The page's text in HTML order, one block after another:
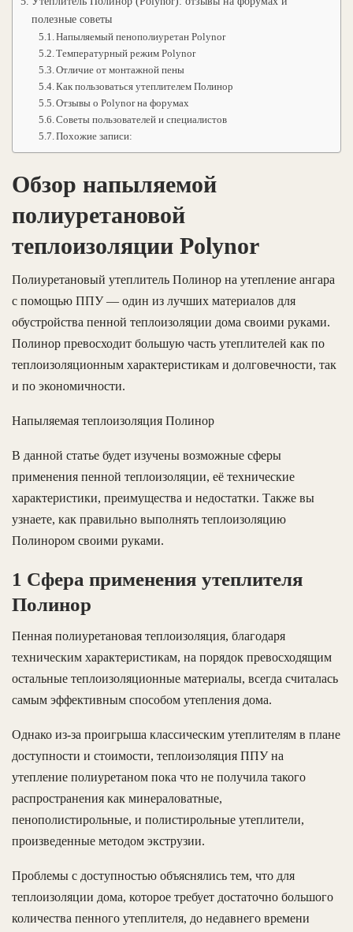
полезные советы
Напыляемый пенополиуретан Polynor
Температурный режим Polynor
Отличие от монтажной пены
Как пользоваться утеплителем Полинор
Отзывы о Polynor на форумах
Советы пользователей и специалистов
Похожие записи:
Обзор напыляемой
полиуретановой
теплоизоляции Polynor
Полиуретановый утеплитель Полинор на утепление ангара
с помощью ППУ — один из лучших материалов для
обустройства пенной теплоизоляции дома своими руками.
Полинор превосходит большую часть утеплителей как по
теплоизоляционным характеристикам и долговечности, так
и по экономичности.
Напыляемая теплоизоляция Полинор
В данной статье будет изучены возможные сферы
применения пенной теплоизоляции, её технические
характеристики, преимущества и недостатки. Также вы
узнаете, как правильно выполнять теплоизоляцию
Полинором своими руками.
1 Сфера применения утеплителя
Полинор
Пенная полиуретановая теплоизоляция, благодаря
техническим характеристикам, на порядок превосходящим
остальные теплоизоляционные материалы, всегда считалась
самым эффективным способом утепления дома.
Однако из-за проигрыша классическим утеплителям в плане
доступности и стоимости, теплоизоляция ППУ на
утепление полиуретаном пока что не получила такого
распространения как минераловатные,
пенополистирольные, и полистирольные утеплители,
произведенные методом экструзии.
Проблемы с доступностью объяснялись тем, что для
теплоизоляции дома, которое требует достаточно большого
количества пенного утеплителя, до недавнего времени